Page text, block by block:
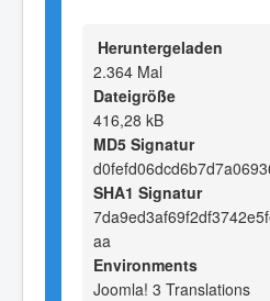
Heruntergeladen
2.364 Mal
Dateigröße
416,28 kB
MD5 Signatur
SHA1 Signatur
aa
Environments
Joomla! 3 Translations